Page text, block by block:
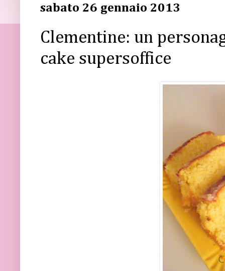
sabato 26 gennaio 2013
Clementine: un
cake supersoffice